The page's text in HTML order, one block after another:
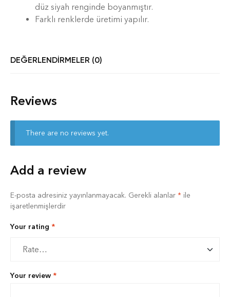
düz siyah renginde boyanmıştır.
Farklı renklerde üretimi yapılır.
DEĞERLENDIRMELER (0)
Reviews
There are no reviews yet.
Add a review
E-posta adresiniz yayınlanmayacak. Gerekli alanlar * ile
işaretlenmişlerdir
Your rating *
Your review *